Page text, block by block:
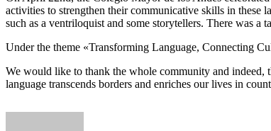
activities to strengthen their communicative skills in these
such as a ventriloquist and some storytellers. There was
Under the theme «Transforming Language, Connecting
We would like to thank the whole community and indeed,
language transcends borders and enriches our lives in